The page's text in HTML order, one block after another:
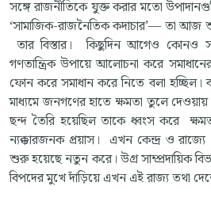
সঙ্গে রাজনীতিকে যুক্ত করার মতো
‘সামাজিক-রাজনৈতিক কদাচার’— তা আজ
তার বিস্তার। কিছুদিন আগেও কোনও
গণতান্ত্রিক উপায়ে আলোচনা করে সমাধানের
ফোন করে সমাধান করে নিতে বলা হচ্ছিল।
মাধ্যমে জনগণের হাতে ক্ষমতা তুলে দেওয়ায়
ছন্দ তৈরি হয়েছিল তাকে ধ্বংস করে
ন্যক্কারজনক প্রয়াস। এখন কেন্দ্র ও
শুরু হয়েছে নতুন করে। উগ্র সাম্প্রদায়িক
বিপদের মুখে দাঁড়িয়ে এখন এই রাজ্য তথা